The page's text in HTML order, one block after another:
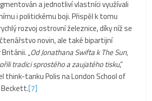
a jednotliví vlastníci využívali
i politickému boji. Přispěl k tomu
rozvoj ostrovní železnice, díky níž se
novin, ale také bipartijní
„Od Jonathana Swifta k The Sun,
tradici sprostého a zaujatého tisku,“
think-tanku Polis na London School of
Beckett.[7]